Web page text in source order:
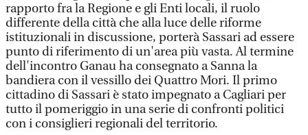
rapporto fra la Regione e gli Enti locali, il ruolo
differente della città che alla luce delle riforme
istituzionali in discussione, porterà Sassari ad essere
punto di riferimento di un'area più vasta. Al termine
dell'incontro Ganau ha consegnato a Sanna la
bandiera con il vessillo dei Quattro Mori. Il primo
cittadino di Sassari è stato impegnato a Cagliari per
tutto il pomeriggio in una serie di confronti politici
con i consiglieri regionali del territorio.